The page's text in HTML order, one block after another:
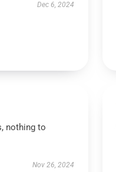
Dec 6, 2024
nothing to
Nov 26, 2024